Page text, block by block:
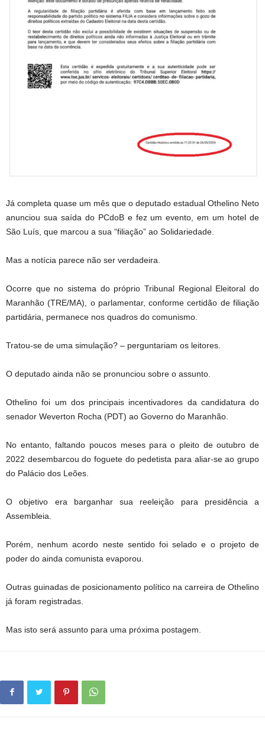
Já completa quase um mês que o deputado estadual Othelino Neto
anunciou sua saída do PCdoB e fez um evento, em um hotel de
São Luís, que marcou a sua “filiação” ao Solidariedade.
Mas a notícia parece não ser verdadeira.
Ocorre que no sistema do próprio Tribunal Regional Eleitoral do
Maranhão (TRE/MA), o parlamentar, conforme certidão de filiação
partidária, permanece nos quadros do comunismo.
Tratou-se de uma simulação? – perguntariam os leitores.
O deputado ainda não se pronunciou sobre o assunto.
Othelino foi um dos principais incentivadores da candidatura do
senador Weverton Rocha (PDT) ao Governo do Maranhão.
No entanto, faltando poucos meses para o pleito de outubro de
2022 desembarcou do foguete do pedetista para aliar-se ao grupo
do Palácio dos Leões.
O objetivo era barganhar sua reeleição para presidência a
Assembleia.
Porém, nenhum acordo neste sentido foi selado e o projeto de
poder do ainda comunista evaporou.
Outras guinadas de posicionamento político na carreira de Othelino
já foram registradas.
Mas isto será assunto para uma próxima postagem.